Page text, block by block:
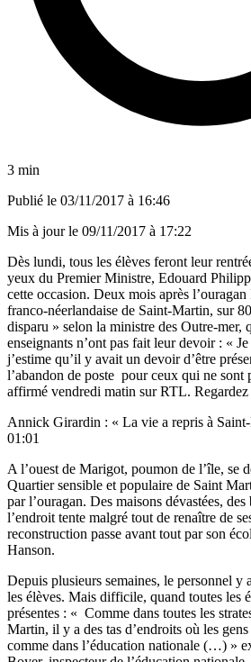
3 min
Publié le 03/11/2017 à 16:46
Mis à jour le 09/11/2017 à 17:22
Dès lundi, tous les élèves feront leur
yeux du Premier Ministre, Edouard
cette occasion. Deux mois après
franco-néerlandaise de Saint-Martin, sur
disparu » selon la ministre des Outre-mer,
enseignants n’ont pas fait leur devoir : «
j’estime qu’il y avait un devoir d’être
l’abandon de poste pour ceux qui ne sont
affirmé vendredi matin sur RTL. Regardez
Annick Girardin : « La vie a repris à
01:01
A l’ouest de Marigot, poumon de l’île, se
Quartier sensible et populaire de Saint
par l’ouragan. Des maisons dévastées,
l’endroit tente malgré tout de renaître de
reconstruction passe avant tout par son
Hanson.
Depuis plusieurs semaines, le personnel y
les élèves. Mais difficile, quand toutes les
présentes : « Comme dans toutes les
Martin, il y a des tas d’endroits où les
comme dans l’éducation nationale (…) »